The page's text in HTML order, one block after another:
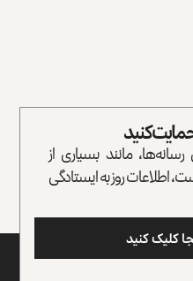
کنید
مانند بسیاری از
اطلاعات روز به ایستادگی
کلیک کنید